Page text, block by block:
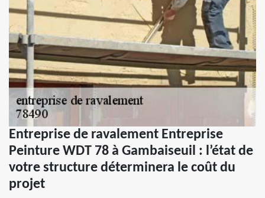
Entreprise de ravalement Entreprise
Peinture WDT 78 à Gambaiseuil : l’état de
votre structure déterminera le coût du
projet